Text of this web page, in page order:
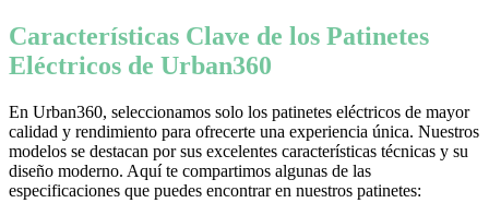
Características Clave de los Patinetes
Eléctricos de Urban360
En Urban360, seleccionamos solo los patinetes eléctricos de mayor
calidad y rendimiento para ofrecerte una experiencia única. Nuestros
modelos se destacan por sus excelentes características técnicas y su
diseño moderno. Aquí te compartimos algunas de las
especificaciones que puedes encontrar en nuestros patinetes: